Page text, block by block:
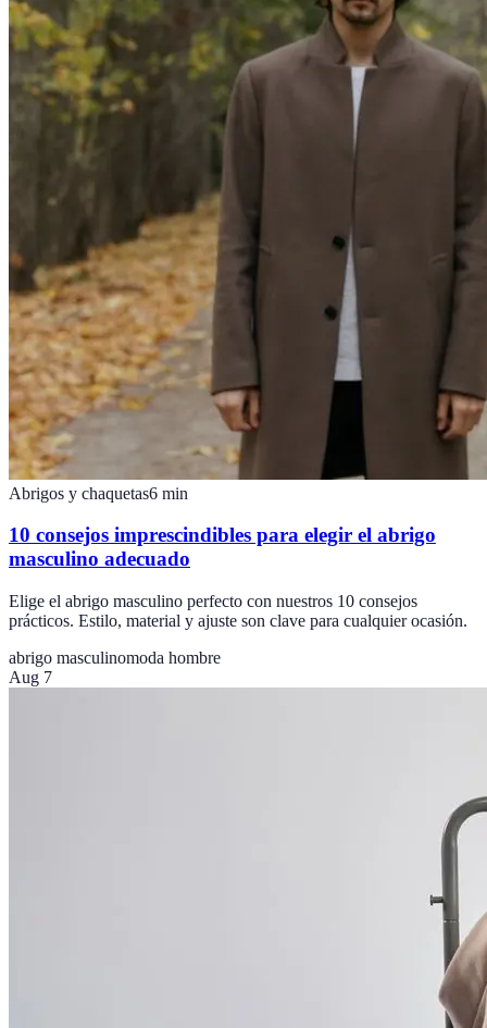
Abrigos y chaquetas6 min
10 consejos imprescindibles para elegir el abrigo
masculino adecuado
Elige el abrigo masculino perfecto con nuestros 10 consejos
prácticos. Estilo, material y ajuste son clave para cualquier ocasión.
abrigo masculinomoda hombre
Aug 7